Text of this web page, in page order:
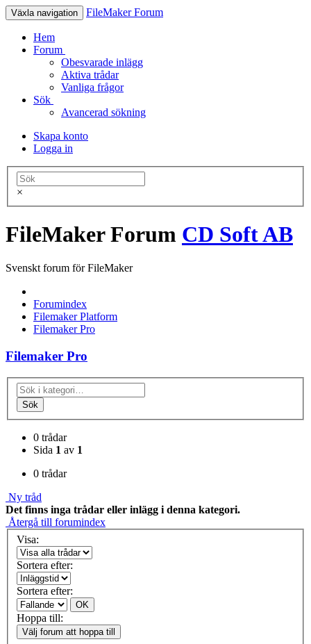
Växla navigation FileMaker Forum
Hem
Forum
Obesvarade inlägg
Aktiva trådar
Vanliga frågor
Sök
Avancerad sökning
Skapa konto
Logga in
×
FileMaker Forum CD Soft AB
Svenskt forum för FileMaker
Forumindex
Filemaker Platform
Filemaker Pro
Filemaker Pro
Sök
0 trådar
Sida 1 av 1
0 trådar
Ny tråd
Det finns inga trådar eller inlägg i denna kategori.
Återgå till forumindex
Visa:
Sortera efter:
Sortera efter:
OK
Hoppa till:
Välj forum att hoppa till